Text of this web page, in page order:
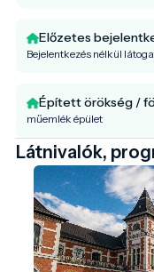
Előzetes
Bejelentkezés nélkül
Épített örökség /
műemlék épület
Látnivalók,